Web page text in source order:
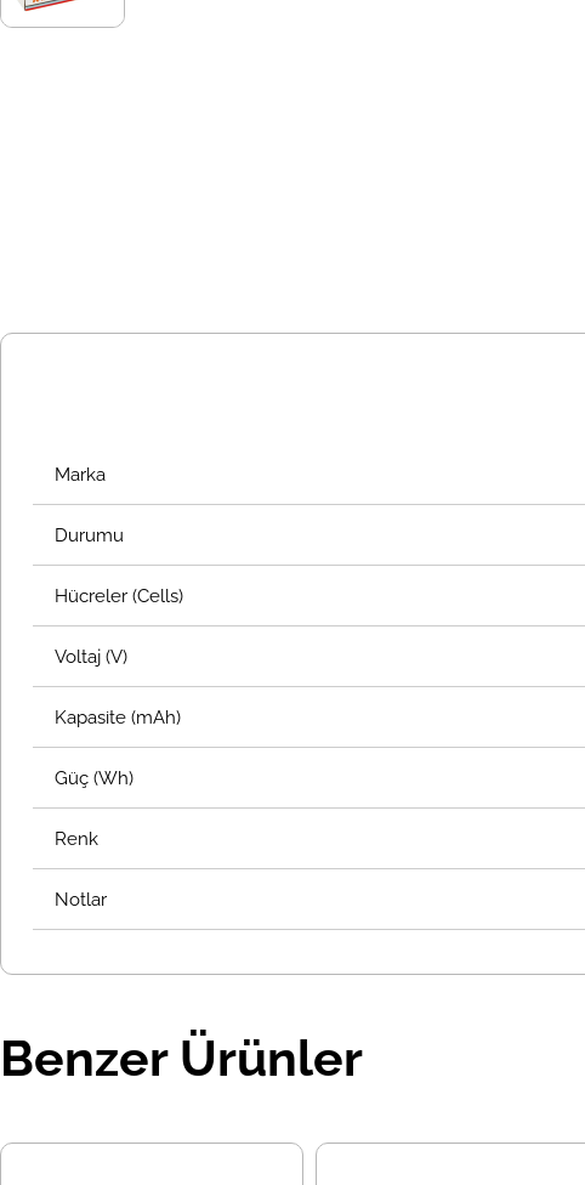
Marka
Durumu
Hücreler (Cells)
Voltaj (V)
Kapasite (mAh)
Güç (Wh)
Renk
Notlar
Benzer Ürünler